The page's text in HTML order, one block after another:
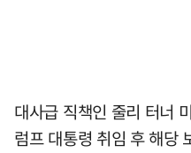
대사급 직책인 줄리 터너
럼프 대통령 취임 후 해당